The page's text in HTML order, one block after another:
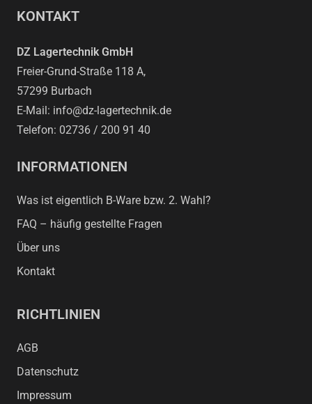
KONTAKT
DZ Lagertechnik GmbH
Freier-Grund-Straße 118 A,
57299 Burbach
E-Mail: info@dz-lagertechnik.de
Telefon: 02736 / 200 91 40
INFORMATIONEN
Was ist eigentlich B-Ware bzw. 2. Wahl?
FAQ – häufig gestellte Fragen
Über uns
Kontakt
RICHTLINIEN
AGB
Datenschutz
Impressum